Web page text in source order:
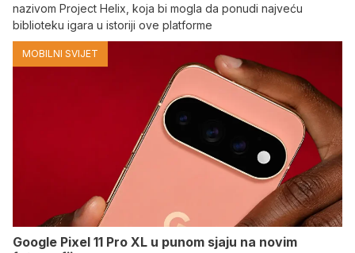
nazivom Project Helix, koja bi mogla da ponudi najveću
biblioteku igara u istoriji ove platforme
MOBILNI SVIJET
Google Pixel 11 Pro XL u punom sjaju na novim